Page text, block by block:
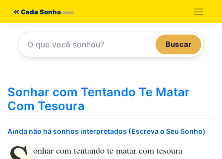
conteúdo
Cada Sonho
Buscar
Sonhar com Tentando Te Matar
Com Tesoura
Ainda não há sonhos interpretados (Escreva o Seu Sonho)
onhar com tentando te matar com tesoura